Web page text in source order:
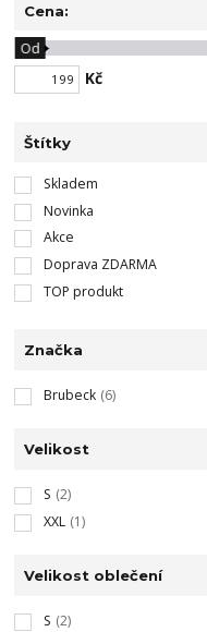
Cena:
Kč
Od
Štítky
Skladem
Novinka
Akce
Doprava ZDARMA
TOP produkt
Značka
Brubeck (6)
Velikost
S (2)
XXL (1)
Velikost oblečení
S (2)